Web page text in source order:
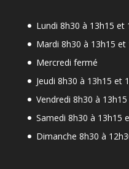
Lundi 8h30 à 13h15 et
Mardi 8h30 à 13h15 et
Mercredi fermé
Jeudi 8h30 à 13h15 et
Vendredi 8h30 à
Samedi 8h30 à 13h15
Dimanche 8h30 à